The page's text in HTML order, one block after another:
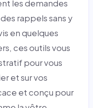
les demandes
rappels sans y
en quelques
ces outils vous
pour vous
et sur vos
et conçu pour